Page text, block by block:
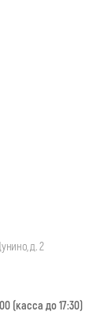
д. 2
(касса до 17:30)